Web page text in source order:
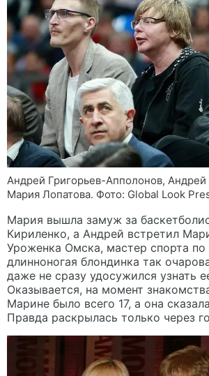
Андрей Григорьев-Апполонов,
Мария Лопатова. Фото: Global Look
Мария вышла замуж за
Кириленко, а Андрей встретил
Уроженка Омска, мастер спорта по
длинноногая блондинка так
даже не сразу удосужился узнать
Оказывается, на момент
Марине было всего 17, а она
Правда раскрылась только через